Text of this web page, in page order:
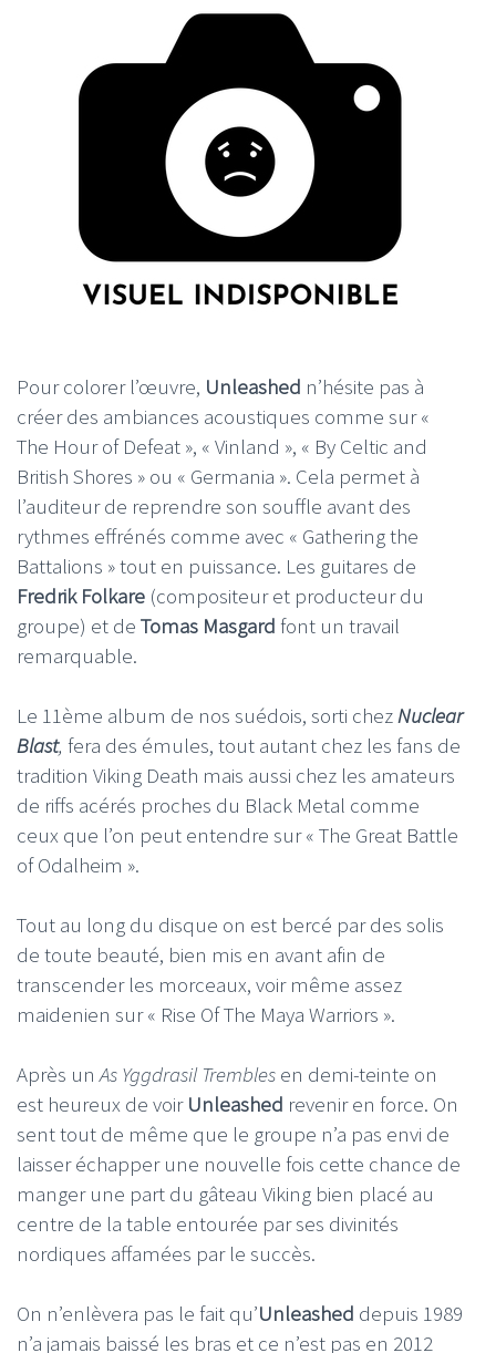
Pour colorer l’œuvre, Unleashed n’hésite pas à
créer des ambiances acoustiques comme sur «
The Hour of Defeat », « Vinland », « By Celtic and
British Shores » ou « Germania ». Cela permet à
l’auditeur de reprendre son souffle avant des
rythmes effrénés comme avec « Gathering the
Battalions » tout en puissance. Les guitares de
Fredrik Folkare (compositeur et producteur du
groupe) et de Tomas Masgard font un travail
remarquable.
Le 11ème album de nos suédois, sorti chezNuclear
Blast, fera des émules, tout autant chez les fans de
tradition Viking Death mais aussi chez les amateurs
de riffs acérés proches du Black Metal comme
ceux que l’on peut entendre sur « The Great Battle
of Odalheim ».
Tout au long du disque on est bercé par des solis
de toute beauté, bien mis en avant afin de
transcender les morceaux, voir même assez
maidenien sur « Rise Of The Maya Warriors ».
Après unAs Yggdrasil Trembles en demi-teinte on
est heureux de voir Unleashed revenir en force. On
sent tout de même que le groupe n’a pas envi de
laisser échapper une nouvelle fois cette chance de
manger une part du gâteau Viking bien placé au
centre de la table entourée par ses divinités
nordiques affamées par le succès.
On n’enlèvera pas le fait qu’Unleashed depuis 1989
n’a jamais baissé les bras et ce n’est pas en 2012